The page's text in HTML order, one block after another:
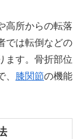
高所からの転落
では転倒などの
ます。骨折部位
膝関節の機能